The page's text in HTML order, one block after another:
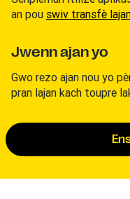
an pou swiv transfè
Jwenn ajan yo
Gwo rezo ajan nou yo
pran lajan kach toupre